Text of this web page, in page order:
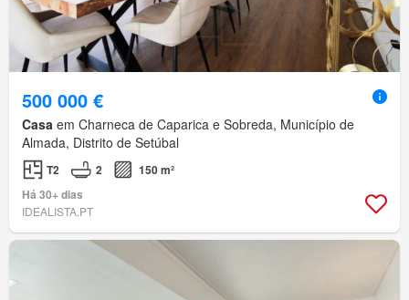
500 000 €
Casa em Charneca de Caparica e Sobreda, Município de
Almada, Distrito de Setúbal
T2 2
150 m²
Há 30+ dias
IDEALISTA.PT